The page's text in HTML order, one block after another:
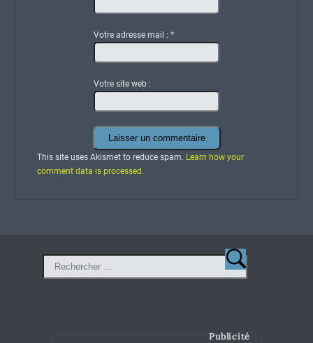
Votre adresse mail :*
Votre site web :
This site uses Akismet to reduce spam. Learn how your
comment data is processed.
Publicité